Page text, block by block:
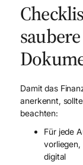
saubere
Damit das
anerkennt,
beachten:
Für jede
vorliegen,
digital